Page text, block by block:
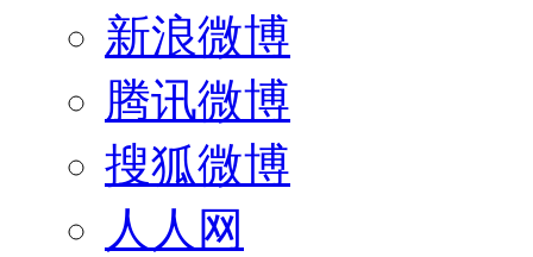
新浪微博
腾讯微博
搜狐微博
人人网